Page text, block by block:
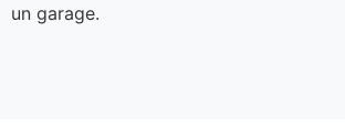
un garage.